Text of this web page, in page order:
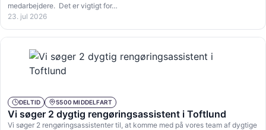
medarbejdere. Det er vigtigt for…
23. jul 2026
DELTID 5500 MIDDELFART
Vi søger 2 dygtig rengøringsassistent i Toftlund
Vi søger 2 rengøringsassistenter til, at komme med på vores team af dygtige